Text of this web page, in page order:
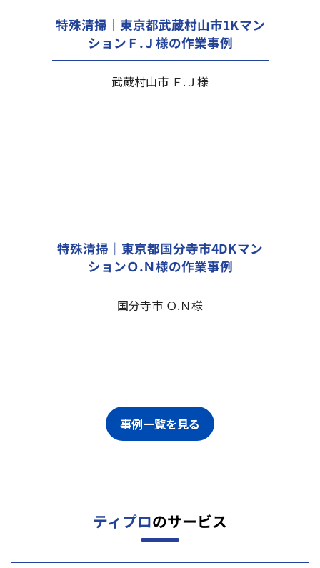
特殊清掃｜東京都武蔵村山市1Kマン
ションＦ.Ｊ様の作業事例
武蔵村山市 Ｆ.Ｊ様
特殊清掃｜東京都国分寺市4DKマン
ションＯ.Ｎ様の作業事例
国分寺市 Ｏ.Ｎ様
事例一覧を見る
ティプロのサービス